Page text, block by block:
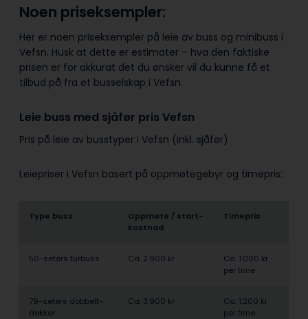
Noen priseksempler:
Her er noen priseksempler på leie av buss og minibuss i
Vefsn. Husk at dette er estimater – hva den faktiske
prisen er for akkurat det du ønsker vil du kunne få et
tilbud på fra et busselskap i Vefsn.
Leie buss med sjåfør pris Vefsn
Pris på leie av busstyper i Vefsn (inkl. sjåfør)
Leiepriser i Vefsn basert på oppmøtegebyr og timepris:
Type buss
Oppmøte / start­
kostnad
Timepris
50-seters turbuss Ca. 2.900 kr
Ca. 1.000 kr
per time
79-seters dobbelt­
dekker
Ca. 3.900 kr
Ca. 1.200 kr
per time